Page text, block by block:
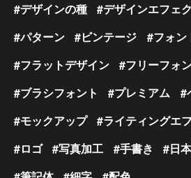
デザインの種
デザインエフェ
パターン
ビンテージ
フォン
フラットデザイン
フリーフォ
ブラシフォント
プレミアム
モックアップ
ライティングエ
ロゴ
写真加工 手書き
日